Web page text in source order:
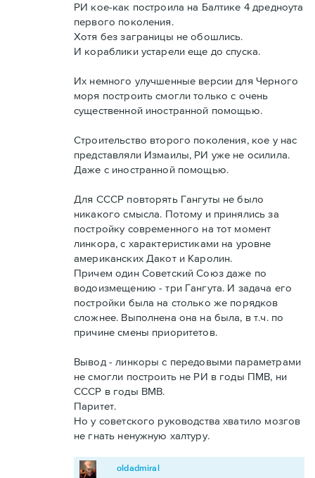
РИ кое-как построила на Балтике 4 дредноута
первого поколения.
Хотя без заграницы не обошлись.
И кораблики устарели еще до спуска.
Их немного улучшенные версии для Черного
моря построить смогли только с очень
существенной иностранной помощью.
Строительство второго поколения, кое у нас
представляли Измаилы, РИ уже не осилила.
Даже с иностранной помощью.
Для СССР повторять Гангуты не было
никакого смысла. Потому и принялись за
постройку современного на тот момент
линкора, с характеристиками на уровне
американских Дакот и Каролин.
Причем один Советский Союз даже по
водоизмещению - три Гангута. И задача его
постройки была на столько же порядков
сложнее. Выполнена она на была, в т.ч. по
причине смены приоритетов.
Вывод - линкоры с передовыми параметрами
не смогли построить не РИ в годы ПМВ, ни
СССР в годы ВМВ.
Паритет.
Но у советского руководства хватило мозгов
не гнать ненужную халтуру.
oldadmiral